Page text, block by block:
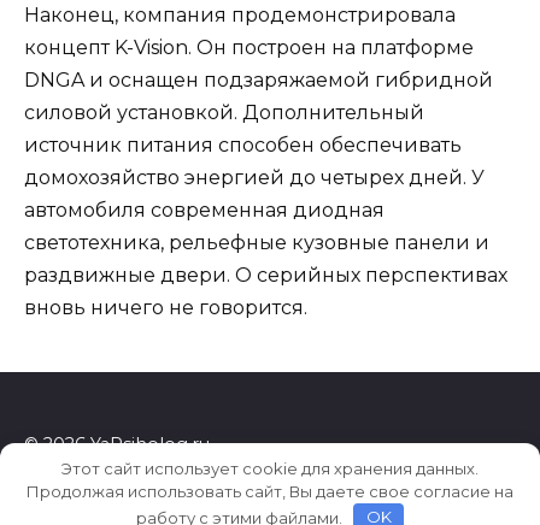
Наконец, компания продемонстрировала
концепт K-Vision. Он построен на платформе
DNGA и оснащен подзаряжаемой гибридной
силовой установкой. Дополнительный
источник питания способен обеспечивать
домохозяйство энергией до четырех дней. У
автомобиля современная диодная
светотехника, рельефные кузовные панели и
раздвижные двери. О серийных перспективах
вновь ничего не говорится.
© 2026 YaPsiholog.ru
Этот сайт использует cookie для хранения данных.
Продолжая использовать сайт, Вы даете свое согласие на
работу с этими файлами.
OK